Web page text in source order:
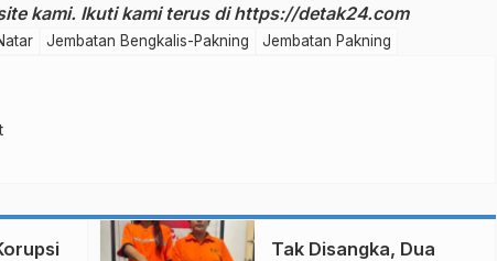
kami. Ikuti kami terus dihttps://detak24.com
Jembatan Bengkalis-Pakning Jembatan Pakning
Tak Disangka, Dua